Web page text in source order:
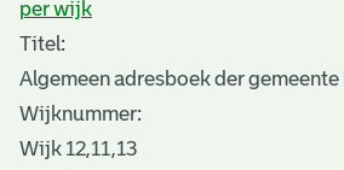
per wijk
Titel:
Algemeen adresboek der
Wijknummer:
Wijk 12,11,13